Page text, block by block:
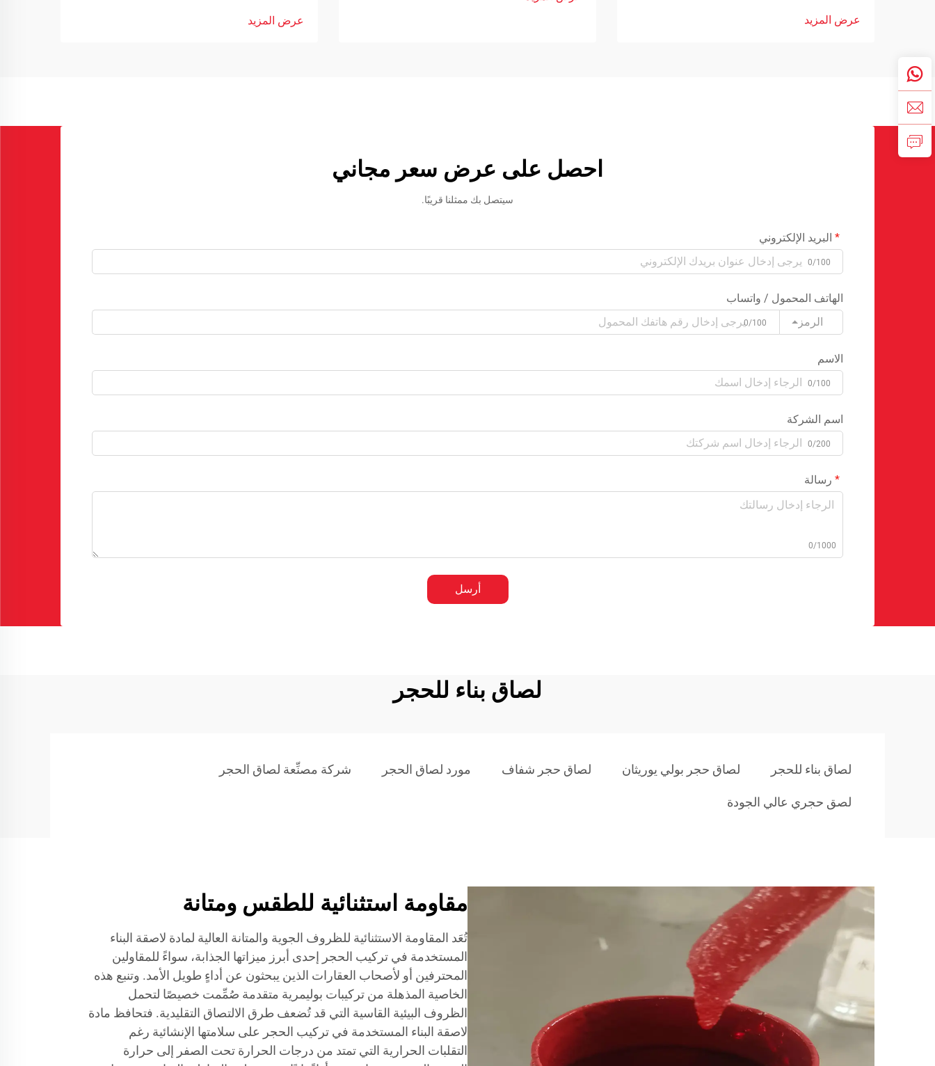
عرض المزيد عرض المزيد
احصل على عرض سعر مجاني
سيتصل بك ممثلنا قريبًا.
البريد الإلكتروني
0/100
الهاتف المحمول / واتساب
الرمز
0/100
الاسم
0/100
اسم الشركة
0/200
رسالة
0/1000
أرسل
لصاق بناء للحجر
لصاق بناء للحجر لصاق حجر بولي يوريثان لصاق حجر شفاف مورد لصاق الحجر شركة مصنِّعة لصاق الحجر
لصق حجري عالي الجودة
مقاومة استثنائية للطقس ومتانة
تُعَد المقاومة الاستثنائية للظروف الجوية والمتانة العالية لمادة لاصقة البناء
المستخدمة في تركيب الحجر إحدى أبرز ميزاتها الجذابة، سواءً للمقاولين
المحترفين أو لأصحاب العقارات الذين يبحثون عن أداءٍ طويل الأمد. وتنبع هذه
الخاصية المذهلة من تركيبات بوليمرية متقدمة صُمِّمت خصيصًا لتحمل
الظروف البيئية القاسية التي قد تُضعف طرق الالتصاق التقليدية. فتحافظ مادة
لاصقة البناء المستخدمة في تركيب الحجر على سلامتها الإنشائية رغم
التقلبات الحرارية التي تمتد من درجات الحرارة تحت الصفر إلى حرارة